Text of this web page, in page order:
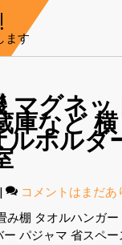
ます
マグネ
庫など
ホルダ
| コメントはまだあ
棚 タオルハンガ
パジャマ 省スペ